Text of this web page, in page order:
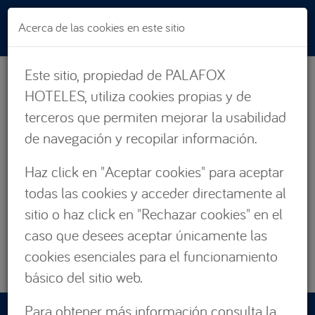
Pasar al contenido principal
HABITACIONES
SUITES
EVENTOS
GALERÍA
CONTACTO
Acerca de las cookies en este sitio
Este sitio, propiedad de PALAFOX
HOTELES, utiliza cookies propias y de
terceros que permiten mejorar la usabilidad
de navegación y recopilar información.
Haz click en "Aceptar cookies" para aceptar
todas las cookies y acceder directamente al
sitio o haz click en "Rechazar cookies" en el
caso que desees aceptar únicamente las
cookies esenciales para el funcionamiento
básico del sitio web.
Para obtener más información consulta la